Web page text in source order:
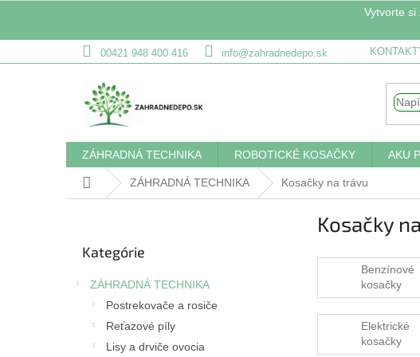
Vytvorte si
na
00421 948 400 416 info@zahradnedepo.sk
ZÁHRADNÁ TECHNIKA ROBOTICKÉ KOSAČKY AKU
DomovZÁHRADNÁ TECHNIKA Kosačky na trávu
kategórie
Kategórie
ZÁHRADNÁ TECHNIKA
Postrekovače a rosiče
Reťazové píly
Lisy a drviče ovocia
Kosačky
Benzínové
kosačky
Elektrické
kosačky